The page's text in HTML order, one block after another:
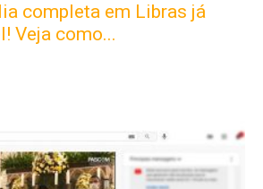
completa em Libras já
Veja como...